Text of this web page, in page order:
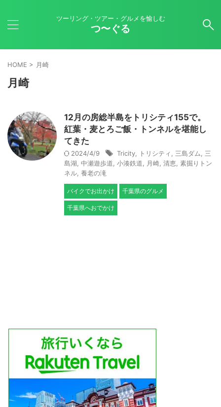
ツーリング・ツアー・グルメを愉しむ
つ〜ぐる
HOME > 月崎
月崎
12月の房総半島をトリシティ155で。
紅葉・麦とろご飯・トンネルを堪能し
てきた
2024/4/9 Tricity トリシティ 三島ダム
三
島湖 中瀬遊歩道 小湊鉄道 月崎 清恵 素掘りトン
ネル 養老の滝
バイクでお出かけ 千葉県のグルメ
千葉県へおでかけ